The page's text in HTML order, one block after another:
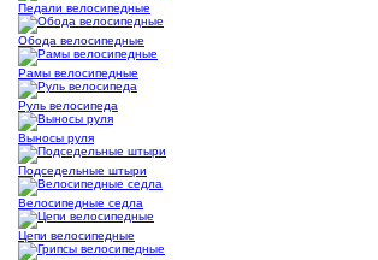
Педали велосипедные
Обода велосипедные
Рамы велосипедные
Руль велосипеда
Выносы руля
Подседельные штыри
Велосипедные седла
Цепи велосипедные